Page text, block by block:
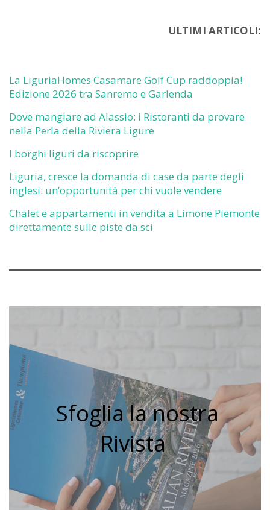
ULTIMI ARTICOLI:
La LiguriaHomes Casamare Golf Cup raddoppia!
Edizione 2026 tra Sanremo e Garlenda
Dove mangiare ad Alassio: i Ristoranti da provare
nella Perla della Riviera Ligure
I borghi liguri da riscoprire
Liguria, cresce la domanda di case da parte degli
inglesi: un’opportunità per chi vuole vendere
Chalet e appartamenti in vendita a Limone Piemonte
direttamente sulle piste da sci
Sfoglia la nostra
Rivista